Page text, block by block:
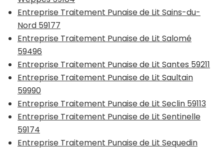
Entreprise Traitement Punaise de Lit Sains-du-
Nord 59177
Entreprise Traitement Punaise de Lit Salomé
59496
Entreprise Traitement Punaise de Lit Santes 59211
Entreprise Traitement Punaise de Lit Saultain
59990
Entreprise Traitement Punaise de Lit Seclin 59113
Entreprise Traitement Punaise de Lit Sentinelle
59174
Entreprise Traitement Punaise de Lit Sequedin